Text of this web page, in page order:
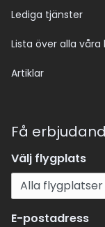
Lediga tjänster
Lista över alla våra
Artiklar
Få
Välj flygplats
E-postadress